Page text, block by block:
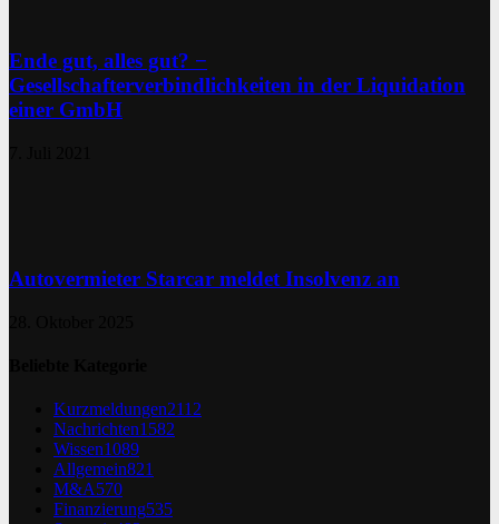
Ende gut, alles gut? −
Gesellschafterverbindlichkeiten in der Liquidation
einer GmbH
Autovermieter Starcar meldet Insolvenz an
Kurzmeldungen2112
Nachrichten1582
Wissen1089
Allgemein821
M&A570
Finanzierung535